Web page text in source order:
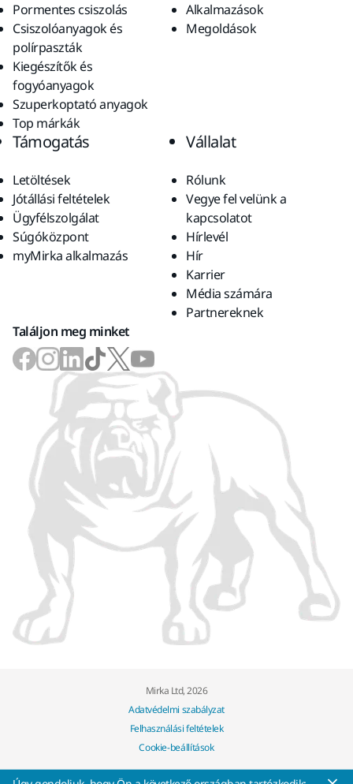
Pormentes csiszolás
Csiszolóanyagok és
polírpaszták
Kiegészítők és
fogyóanyagok
Szuperkoptató anyagok
Top márkák
Alkalmazások
Megoldások
Támogatás
Letöltések
Jótállási feltételek
Ügyfélszolgálat
Súgóközpont
myMirka alkalmazás
Vállalat
Rólunk
Vegye fel velünk a
kapcsolatot
Hírlevél
Hír
Karrier
Média számára
Partnereknek
Találjon meg minket
Mirka Ltd, 2026
Adatvédelmi szabályzat
Felhasználási feltételek
Cookie-beállítások